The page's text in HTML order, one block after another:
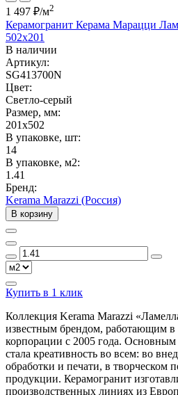
1 497 ₽/м2
Керамогранит Керама Марацци
502x201
В наличии
Артикул:
SG413700N
Цвет:
Светло-серый
Размер, мм:
201x502
В упаковке, шт:
14
В упаковке, м2:
1.41
Бренд:
Kerama Marazzi (Россия)
В корзину
Купить в 1 клик
Коллекция Kerama Marazzi
известным брендом, работающим в
корпорации с 2005 года.
стала креативность во всем: во
обработки и печати, в творческом
продукции. Керамогранит
производственных линиях из